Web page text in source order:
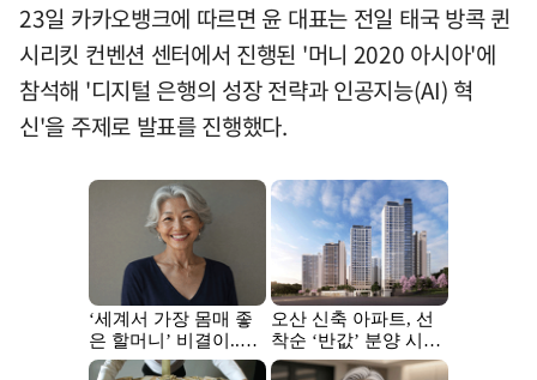
23일 카카오뱅크에 따르면 윤 대표는 전일 태국 방콕 퀸
시리킷 컨벤션 센터에서 진행된 '머니 2020 아시아'에
참석해 '디지털 은행의 성장 전략과 인공지능(AI) 혁
신'을 주제로 발표를 진행했다.